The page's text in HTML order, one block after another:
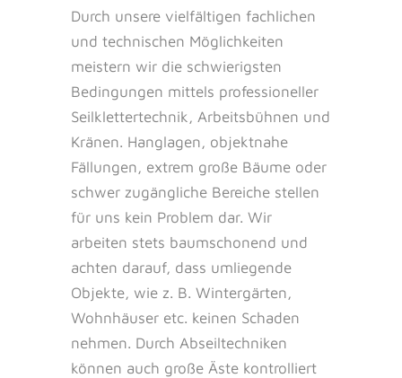
Durch unsere vielfältigen fachlichen
und technischen Möglichkeiten
meistern wir die schwierigsten
Bedingungen mittels professioneller
Seilklettertechnik, Arbeitsbühnen und
Kränen. Hanglagen, objektnahe
Fällungen, extrem große Bäume oder
schwer zugängliche Bereiche stellen
für uns kein Problem dar. Wir
arbeiten stets baumschonend und
achten darauf, dass umliegende
Objekte, wie z. B. Wintergärten,
Wohnhäuser etc. keinen Schaden
nehmen. Durch Abseiltechniken
können auch große Äste kontrolliert